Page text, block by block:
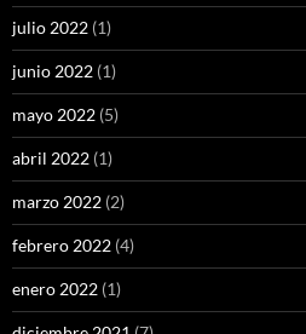
julio 2022 (1)
junio 2022 (1)
mayo 2022 (5)
abril 2022 (1)
marzo 2022 (2)
febrero 2022 (4)
enero 2022 (1)